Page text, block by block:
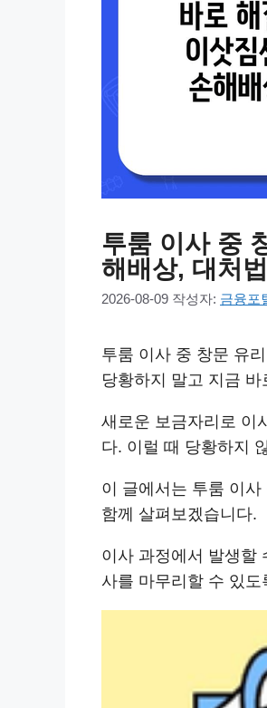
투룸 이사 중
해배상, 대처법
2026-08-09 작성자: 금융포
투룸 이사 중 창문 유
당황하지 말고 지금
새로운 보금자리로 이
다. 이럴 때 당황하지
이 글에서는 투룸 이
함께 살펴보겠습니다.
이사 과정에서 발생할
사를 마무리할 수 있